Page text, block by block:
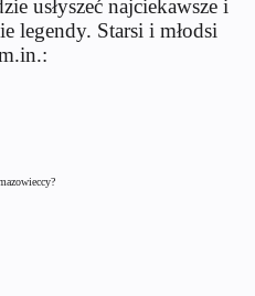
usłyszeć najciekawsze i
legendy. Starsi i młodsi